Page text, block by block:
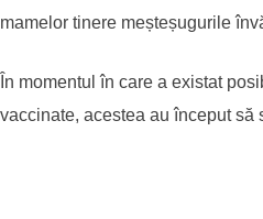
mamelor tinere meșteșugurile
În momentul în care a existat
vaccinate, acestea au început